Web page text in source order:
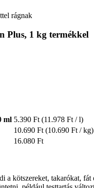
rágnak
Plus, 1 kg termékkel
ml 5.390 Ft (11.978 Ft / l)
10.690 Ft (10.690 Ft / kg)
16.080 Ft
kötszereket, takarókat,